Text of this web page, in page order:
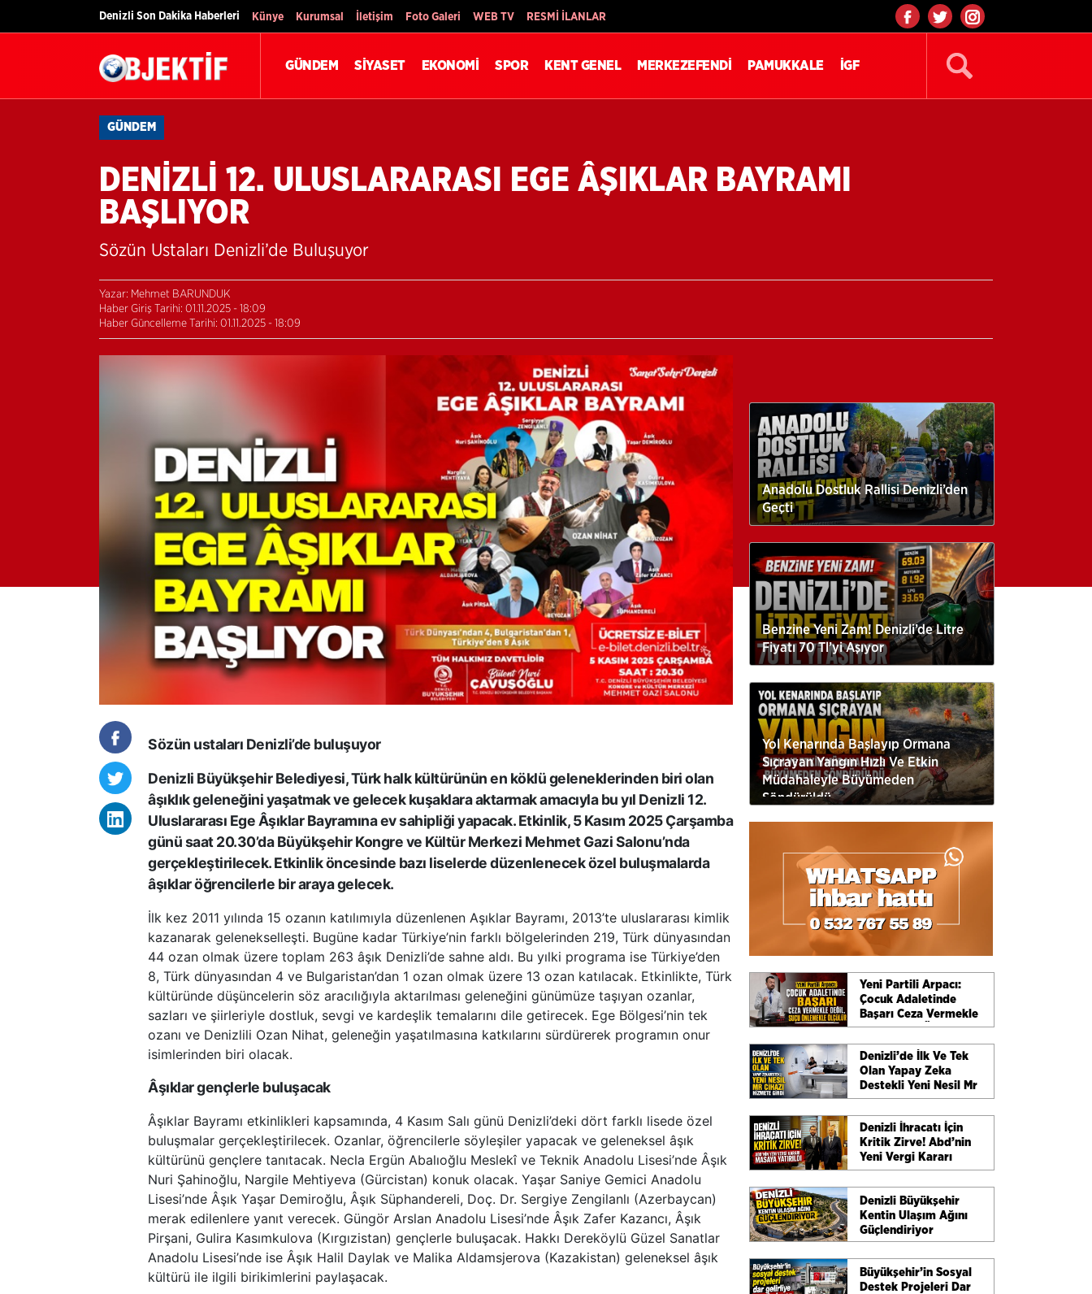
Denizli Son Dakika Haberleri Künye Kurumsal İletişim Foto Galeri WEB TV RESMİ İLANLAR
GÜNDEM SİYASET EKONOMİ SPOR KENT GENEL MERKEZEFENDİ PAMUKKALE İGF
GÜNDEM
DENİZLİ 12. ULUSLARARASI EGE ÂŞIKLAR BAYRAMI
BAŞLIYOR
Sözün Ustaları Denizli’de Buluşuyor
Yazar: Mehmet BARUNDUK
Haber Giriş Tarihi: 01.11.2025 - 18:09
Haber Güncelleme Tarihi: 01.11.2025 - 18:09
Sözün ustaları Denizli’de buluşuyor
Denizli Büyükşehir Belediyesi, Türk halk kültürünün en köklü geleneklerinden biri olan
âşıklık geleneğini yaşatmak ve gelecek kuşaklara aktarmak amacıyla bu yıl Denizli 12.
Uluslararası Ege Âşıklar Bayramına ev sahipliği yapacak. Etkinlik, 5 Kasım 2025 Çarşamba
günü saat 20.30’da Büyükşehir Kongre ve Kültür Merkezi Mehmet Gazi Salonu’nda
gerçekleştirilecek. Etkinlik öncesinde bazı liselerde düzenlenecek özel buluşmalarda
âşıklar öğrencilerle bir araya gelecek.
İlk kez 2011 yılında 15 ozanın katılımıyla düzenlenen Aşıklar Bayramı, 2013’te uluslararası kimlik
kazanarak gelenekselleşti. Bugüne kadar Türkiye’nin farklı bölgelerinden 219, Türk dünyasından
44 ozan olmak üzere toplam 263 âşık Denizli’de sahne aldı. Bu yılki programa ise Türkiye’den
8, Türk dünyasından 4 ve Bulgaristan’dan 1 ozan olmak üzere 13 ozan katılacak. Etkinlikte, Türk
kültüründe düşüncelerin söz aracılığıyla aktarılması geleneğini günümüze taşıyan ozanlar,
sazları ve şiirleriyle dostluk, sevgi ve kardeşlik temalarını dile getirecek. Ege Bölgesi’nin tek
ozanı ve Denizlili Ozan Nihat, geleneğin yaşatılmasına katkılarını sürdürerek programın onur
isimlerinden biri olacak.
Âşıklar gençlerle buluşacak
Âşıklar Bayramı etkinlikleri kapsamında, 4 Kasım Salı günü Denizli’deki dört farklı lisede özel
buluşmalar gerçekleştirilecek. Ozanlar, öğrencilerle söyleşiler yapacak ve geleneksel âşık
kültürünü gençlere tanıtacak. Necla Ergün Abalıoğlu Meslekî ve Teknik Anadolu Lisesi’nde Âşık
Nuri Şahinoğlu, Nargile Mehtiyeva (Gürcistan) konuk olacak. Yaşar Saniye Gemici Anadolu
Lisesi’nde Âşık Yaşar Demiroğlu, Âşık Süphandereli, Doç. Dr. Sergiye Zengilanlı (Azerbaycan)
merak edilenlere yanıt verecek. Güngör Arslan Anadolu Lisesi’nde Âşık Zafer Kazancı, Âşık
Pirşani, Gulira Kasımkulova (Kırgızistan) gençlerle buluşacak. Hakkı Dereköylü Güzel Sanatlar
Anadolu Lisesi’nde ise Âşık Halil Daylak ve Malika Aldamsjerova (Kazakistan) geleneksel âşık
kültürü ile ilgili birikimlerini paylaşacak.
Anadolu Dostluk Rallisi Denizli’den
Geçti
Benzine Yeni Zam! Denizli’de Litre
Fiyatı 70 Tl’yi Aşıyor
Yol Kenarında Başlayıp Ormana
Sıçrayan Yangın Hızlı Ve Etkin
Müdahaleyle Büyümeden
Söndürüldü
Yeni Partili Arpacı:
Çocuk Adaletinde
Başarı Ceza Vermekle
Değil, Suçu Önlemekle
Ölçülür
Denizli’de İlk Ve Tek
Olan Yapay Zeka
Destekli Yeni Nesil Mr
Cihazı Hizmete Girdi
Denizli İhracatı İçin
Kritik Zirve! Abd’nin
Yeni Vergi Kararı
Masaya Yatırıldı
Denizli Büyükşehir
Kentin Ulaşım Ağını
Güçlendiriyor
Büyükşehir’in Sosyal
Destek Projeleri Dar